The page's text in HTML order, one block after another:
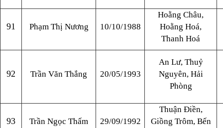
91 Phạm Thị Nương 10/10/1988
Hoằng Châu,
Hoằng Hoá,
Thanh Hoá
92 Trần Văn Thắng 20/05/1993
An Lư, Thuỷ
Nguyên, Hải
Phòng
93 Trần Ngọc Thấm 29/09/1992
Thuận Điền,
Giồng Trôm, Bến